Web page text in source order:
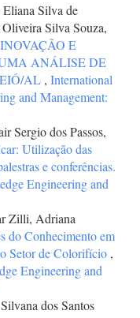
Silva de
Silva Souza,
E
ANÁLISE DE
AL , International
and Management:
Sergio dos Passos,
Utilização das
e conferências.
Engineering and
Zilli, Adriana
do Conhecimento em
Setor de Colorifício ,
Engineering and
dos Santos